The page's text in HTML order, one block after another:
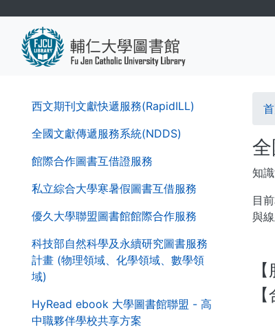
第
二
層
覽
列
西文期刊文獻快遞服務(RapidILL)
全國文獻傳遞服務系統(NDDS)
館際合作圖書互借證服務
私立綜合大學寒暑假圖書互借服務
優久大學聯盟圖書館館際合作服務
科技部自然科學及永續研究圖書服務
計畫 (物理領域、化學領域、數學領
域)
HyRead ebook 大學圖書館聯盟 - 高
中職夥伴學校共享方案
導
航
連
結
知
目
與
(